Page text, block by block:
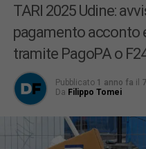
TARI 2025 Udine:
pagamento acconto
tramite PagoPA o
Pubblicato 1 anno fa il
Da Filippo Tomei